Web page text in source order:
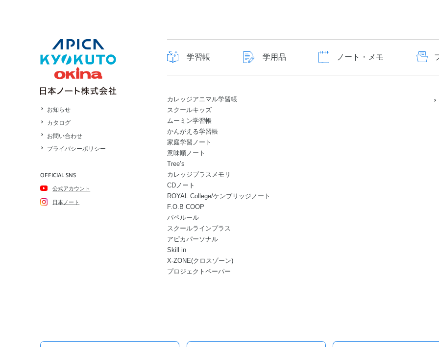
お知らせ
カタログ
お問い合わせ
プライバシーポリシー
OFFICIAL SNS
公式アカウント
日本ノート
学習帳 学用品 ノート・メモ
カレッジアニマル学習帳
スクールキッズ
ムーミン学習帳
かんがえる学習帳
家庭学習ノート
意味順ノート
Tree’s
カレッジプラスメモリ
CDノート
ROYAL College/ケンブリッジノート
F.O.B COOP
パペルール
スクールラインプラス
アピカパーソナル
Skill in
X-ZONE(クロスゾーン)
プロジェクトペーパー